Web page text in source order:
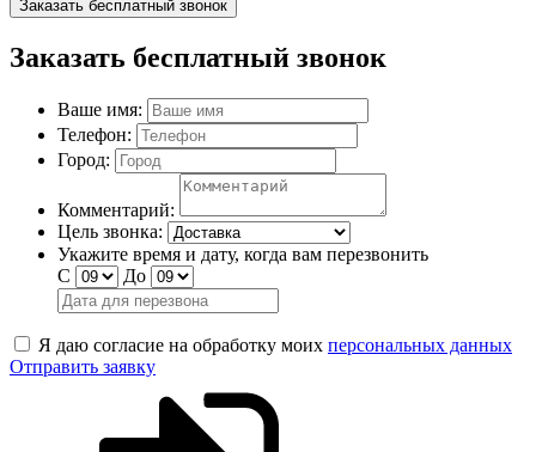
Заказать бесплатный звонок
Заказать бесплатный звонок
Ваше имя:
Телефон:
Город:
Комментарий:
Цель звонка:
Укажите время и дату, когда вам перезвонить
С
До
Я даю согласие на обработку моих персональных данных
Отправить заявку